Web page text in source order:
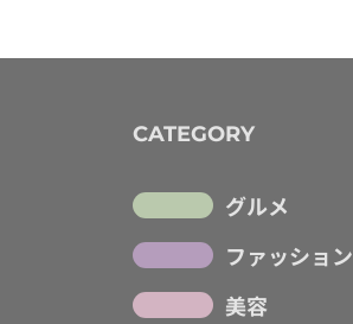
CATEGORY
グルメ
ファッション
美容